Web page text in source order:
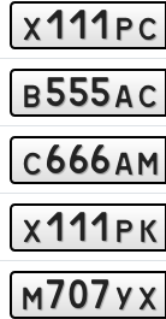
x111 pc
b555ac
c666am
x111 p k
m707 y x